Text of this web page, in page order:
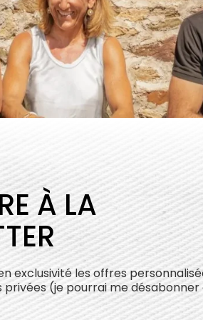
À LA
exclusivité les offres
(je pourrai me